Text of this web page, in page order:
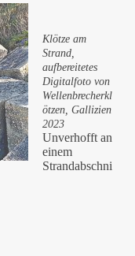
Klötze am
Strand,
aufbereitetes
Digitalfoto von
Wellenbrecherkl
ötzen, Gallizien
2023
Unverhofft an
einem
Strandabschni